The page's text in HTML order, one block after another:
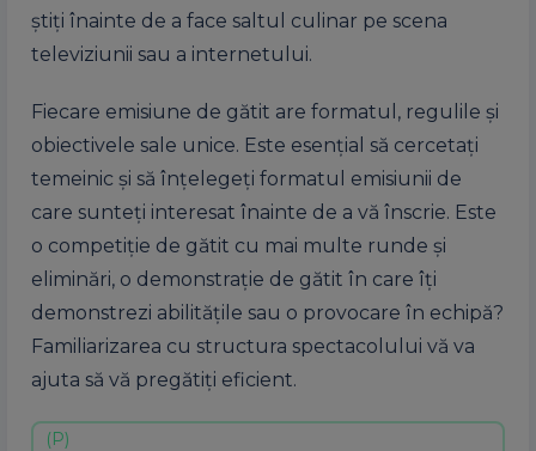
știți înainte de a face saltul culinar pe scena
televiziunii sau a internetului.
Fiecare emisiune de gătit are formatul, regulile și
obiectivele sale unice. Este esențial să cercetați
temeinic și să înțelegeți formatul emisiunii de
care sunteți interesat înainte de a vă înscrie. Este
o competiție de gătit cu mai multe runde și
eliminări, o demonstrație de gătit în care îți
demonstrezi abilitățile sau o provocare în echipă?
Familiarizarea cu structura spectacolului vă va
ajuta să vă pregătiți eficient.